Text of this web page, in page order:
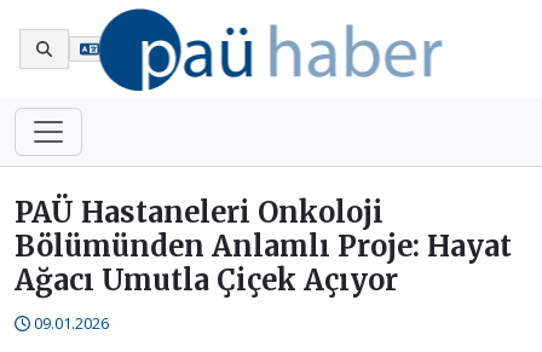
PAÜ Hastaneleri Onkoloji
Bölümünden Anlamlı Proje: Hayat
Ağacı Umutla Çiçek Açıyor
09.01.2026